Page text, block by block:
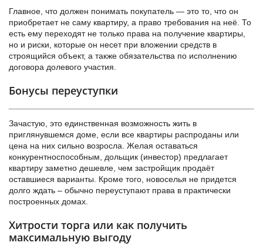
Главное, что должен понимать покупатель — это то, что он
приобретает не саму квартиру, а право требования на неё. То
есть ему переходят не только права на получение квартиры,
но и риски, которые он несет при вложении средств в
строящийся объект, а также обязательства по исполнению
договора долевого участия.
Бонусы переуступки
Зачастую, это единственная возможность жить в
приглянувшемся доме, если все квартиры распроданы или
цена на них сильно возросла. Желая оставаться
конкурентноспособным, дольщик (инвестор) предлагает
квартиру заметно дешевле, чем застройщик продаёт
оставшиеся варианты. Кроме того, новоселья не придется
долго ждать – обычно переуступают права в практически
построенных домах.
Хитрости торга или как получить
максимальную выгоду